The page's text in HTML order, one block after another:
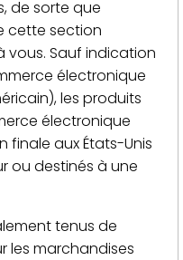
de sorte que
cette section
vous. Sauf indication
électronique
les produits
électronique
finale aux États-Unis
ou destinés à une
tenus de
les marchandises